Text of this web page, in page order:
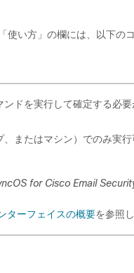
使い方」の欄には、以下の
ドを実行して確定する必要
またはマシン）でのみ実行
for Cisco Email
ターフェイスの概要を参照